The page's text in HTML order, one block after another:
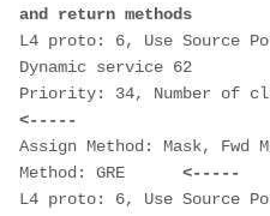
and return methods
L4 proto: 6, Use Source
Dynamic service 62
<-----
Assign Method: Mask, Fwd
Method: GRE <-----